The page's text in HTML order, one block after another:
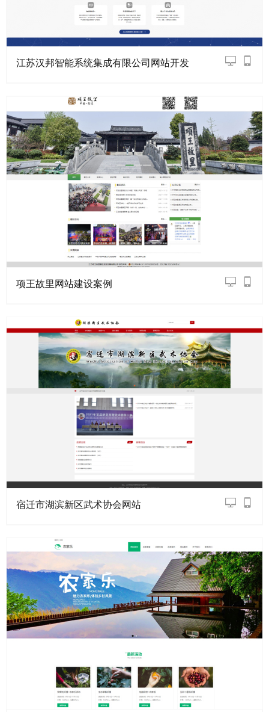
江苏汉邦智能系统集成有限公司网站开发
项王故里网站建设案例
宿迁市湖滨新区武术协会网站